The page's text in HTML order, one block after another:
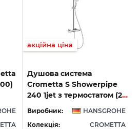
акційна ціна
Душова система
Crometta S Showerpipe
240 1jet з термостатом (27267000)
Виробник:
HANSGROHE
Колекція:
CROMETTA